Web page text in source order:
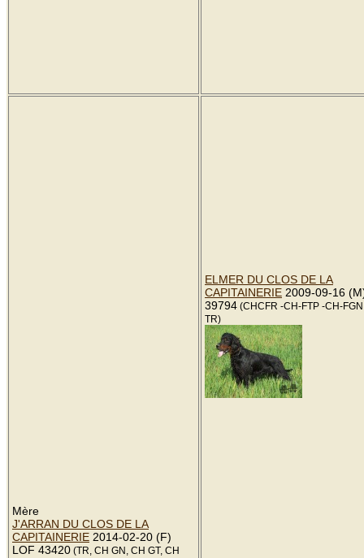
Mère
J'ARRAN DU CLOS DE LA
CAPITAINERIE 2014-02-20 (F)
LOF 43420 (TR, CH GN, CH GT, CH
ELMER DU CLOS DE LA
CAPITAINERIE 2009-09-16
39794 (CHCFR -CH-FTP -CH-FGN
TR)